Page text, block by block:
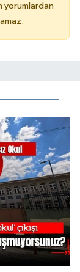
yorumlardan